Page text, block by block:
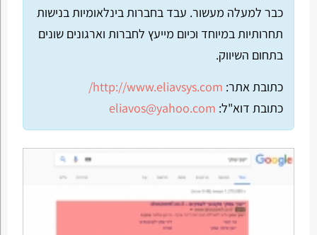
כבר למעלה מעשור. עבד בחברות בינלאומיות בנישות
תחרותיות במיוחד וכיום מייעץ לחברות וארגונים שונים
בתחום השיווק.
כתובת אתר: http://www.eliavsys.com/
כתובת דוא"ל: eliavos@yahoo.com